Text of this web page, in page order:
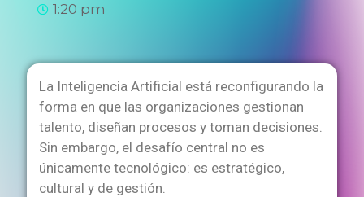
1:20 pm
La Inteligencia Artificial está reconfigurando la
forma en que las organizaciones gestionan
talento, diseñan procesos y toman decisiones.
Sin embargo, el desafío central no es
únicamente tecnológico: es estratégico,
cultural y de gestión.